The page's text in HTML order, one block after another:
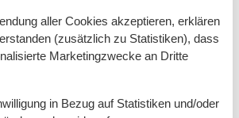
1 mit 2 Einzelbetten). Ein weiterer
Doppelbett -Schlafzimmer
geschnitten Duschbad
und der
ein Fön. Das OG ist bis auf das
aller Cookies akzeptieren, erklären
(zusätzlich zu Statistiken), dass
Marketingzwecke an Dritte
in Bezug auf Statistiken und/oder